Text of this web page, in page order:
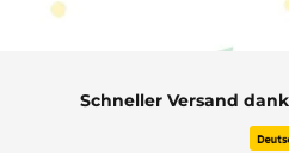
Schneller Versand